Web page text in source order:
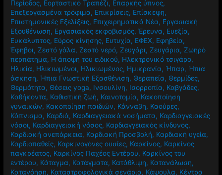
Περίοδος, Εορταστικό Τραπέζι, Επαρκής ύπνος,
Επεξεργασμένα τρόφιμα, Επικρίσεις, Επίσκεψη,
Επιστημονικές Εξελίξεις, Επιχειρηματικά Νέα, Εργασιακή
Εξουθένωση, Εργασιακός εκφοβισμός,Έρευνα, Ευεξία,
Ευκάλυπτος, Εύρος κίνησης, Ευτυχία, ΕΦΕΧ, Εφηβεία,
Έφηβοι,Ζεστό γάλα,Ζεστό νερό,Ζευγάρι,Ζευγάρια,Ζωηρό
περπάτημα, Η άποψη του ειδικού, Ηλεκτρονικό τσιγάρο,
Ηλικία, Ηλικιωμένοι, Ηλικιωμένος, Ημικρανία, Ήπαρ, Ήπια
άσκηση, Ήπια Γνωστική Εξασθένιση, Θεραπεία, Θερμίδες,
Θερμότητα, Θέσεις yoga, Ινσουλίνη, Ισορροπία, Καβγάδες,
Καθήκοντα, Καθιστική ζωή, Καινοτομία, Κακοποίηση
γυναικών, Κακοποίηση παιδιών, Κάνναβη, Καούρες,
Κάπνισμα, Καρδιά, Καρδιαγγειακά νοσήματα, Καρδιαγγειακές
νόσοι, Καρδιαγγειακή νόσος, Καρδιαγγειακός κίνδυνος,
Καρδιακή ανεπάρκεια, Καρδιακή Προσβολή, Καρδιακή υγεία,
Καρδιοπαθείς, Καρκινογόνες ουσίες, Καρκίνος, Καρκίνος
παγκρέατος, Καρκίνος Παχέος Εντέρου, Καρκίνος του
εντέρου, Κάταγμα, Κατάγματα, Κατάθλιψη, Κατανάλωση,
Κατανόηση, Καταστροφολογικά σενάρια, Κάψουλα, Κέντρα